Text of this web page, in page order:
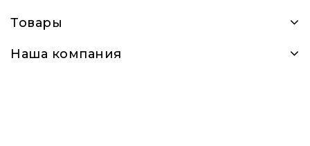
Товары
Наша компания